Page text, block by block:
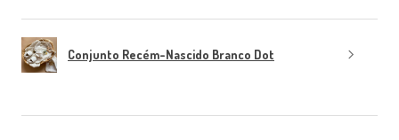
Conjunto Recém-Nascido Branco Dot